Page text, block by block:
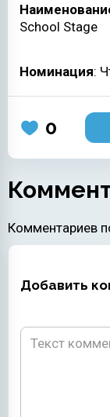
Комментариев
Добавить
School Stage
Номинация:
0